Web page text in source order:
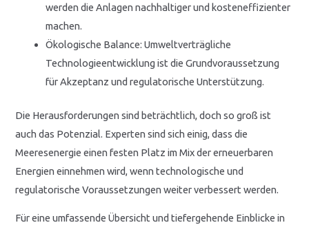
werden die Anlagen nachhaltiger und kosteneffizienter
machen.
Ökologische Balance: Umweltverträgliche
Technologieentwicklung ist die Grundvoraussetzung
für Akzeptanz und regulatorische Unterstützung.
Die Herausforderungen sind beträchtlich, doch so groß ist
auch das Potenzial. Experten sind sich einig, dass die
Meeresenergie einen festen Platz im Mix der erneuerbaren
Energien einnehmen wird, wenn technologische und
regulatorische Voraussetzungen weiter verbessert werden.
Für eine umfassende Übersicht und tiefergehende Einblicke in